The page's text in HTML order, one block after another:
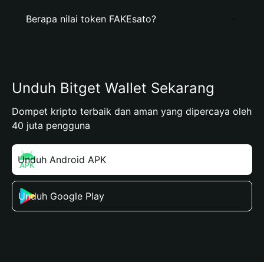
Berapa nilai token FAKEsato?
Unduh Bitget Wallet Sekarang
Dompet kripto terbaik dan aman yang dipercaya oleh
40 juta pengguna
Unduh Android APK
Unduh Google Play